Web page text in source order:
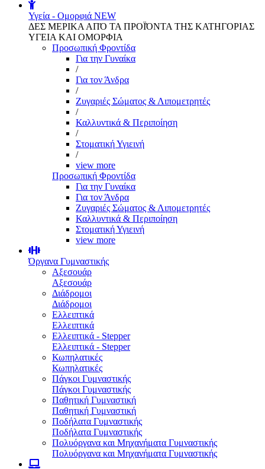
Υγεία - Ομορφιά NEW
ΔΕΣ ΜΕΡΙΚΑ ΑΠΌ ΤΑ ΠΡΟΪΌΝΤΑ ΤΗΣ ΚΑΤΗΓΟΡΙΑΣ
ΥΓΕΙΑ ΚΑΙ ΟΜΟΡΦΙΑ
Προσωπική Φροντίδα
Για την Γυναίκα
/
Για τον Άνδρα
/
Ζυγαριές Σώματος & Λιπομετρητές
/
Καλλυντικά & Περιποίηση
/
Στοματική Υγιεινή
/
view more
Προσωπική Φροντίδα
Για την Γυναίκα
Για τον Άνδρα
Ζυγαριές Σώματος & Λιπομετρητές
Καλλυντικά & Περιποίηση
Στοματική Υγιεινή
view more
Όργανα Γυμναστικής
Αξεσουάρ
Αξεσουάρ
Διάδρομοι
Διάδρομοι
Ελλειπτικά
Ελλειπτικά
Ελλειπτικά - Stepper
Ελλειπτικά - Stepper
Κωπηλατικές
Κωπηλατικές
Πάγκοι Γυμναστικής
Πάγκοι Γυμναστικής
Παθητική Γυμναστική
Παθητική Γυμναστική
Ποδήλατα Γυμναστικής
Ποδήλατα Γυμναστικής
Πολυόργανα και Μηχανήματα Γυμναστικής
Πολυόργανα και Μηχανήματα Γυμναστικής